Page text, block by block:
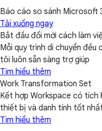
Báo cáo so sánh Microsoft
Tải xuống ngay
Bắt đầu đổi mới cách làm
Mỗi quy trình di chuyển đều
tôi luôn sẵn sàng trợ giúp
Tìm hiểu thêm
Work Transformation Set
Kết hợp Workspace có tích
thiết bị và danh tính tốt
Tìm hiểu thêm